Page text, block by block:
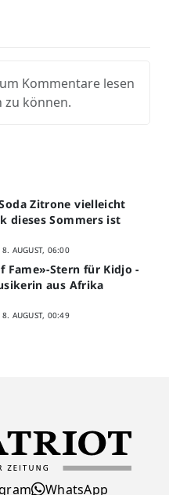
Kommentare lesen
zu können.
Zitrone vielleicht
dieses Sommers ist
8. AUGUST, 06:00
Fame»-Stern für Kidjo -
aus Afrika
8. AUGUST, 00:49
WhatsApp